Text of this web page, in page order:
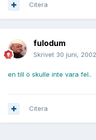
Citera
fulodum
Skrivet 30 juni, 2002
en till ö skulle inte vara fel..
Citera